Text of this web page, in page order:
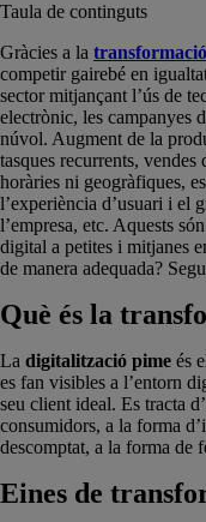
Taula de continguts
Gràcies a la
competir gairebé en
sector mitjançant l’ús de
electrònic, les campanyes
núvol. Augment de la
tasques recurrents,
horàries ni geogràfiques,
l’experiència d’usuari i el
l’empresa, etc. Aquests
digital a petites i mitjanes
de manera adequada?
Què és la
La digitalització pime és
es fan visibles a l’entorn
seu client ideal. Es tracta
consumidors, a la forma
descomptat, a la forma de
Eines de